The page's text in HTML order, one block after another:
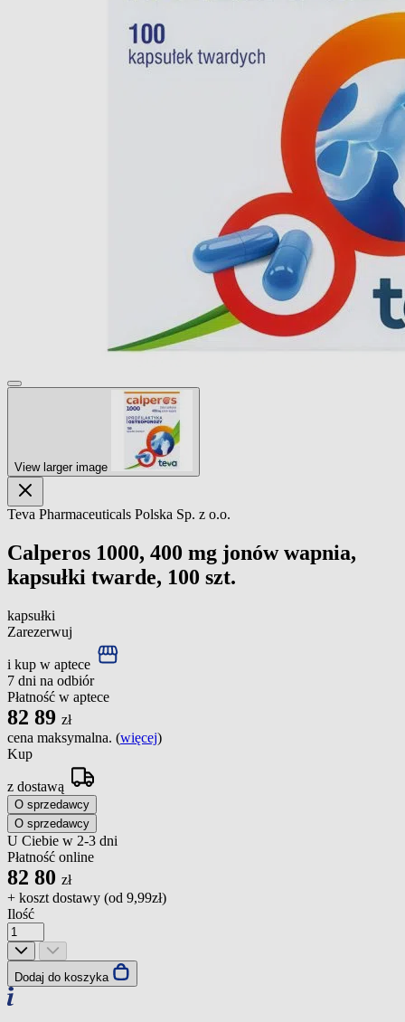
View larger image
Teva Pharmaceuticals Polska Sp. z o.o.
Calperos 1000, 400 mg jonów wapnia,
kapsułki twarde, 100 szt.
kapsułki
Zarezerwuj
i kup w aptece
7 dni na odbiór
Płatność w aptece
82 89 zł
cena maksymalna. (więcej)
Kup
z dostawą
O sprzedawcy
O sprzedawcy
U Ciebie w 2-3 dni
Płatność online
82 80 zł
+ koszt dostawy (od 9,99zł)
Ilość
Dodaj do koszyka